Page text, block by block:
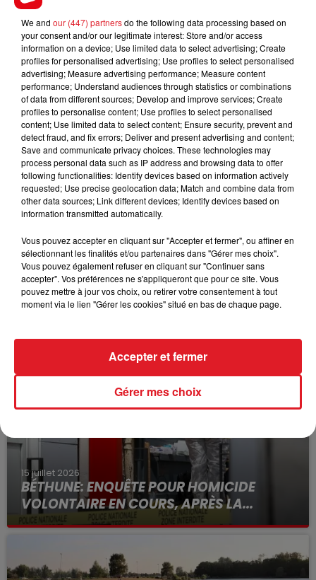
Le masque sera obligatoire, mais pas le pass sanitaire.
FIL D'ACTUS
15 juillet 2026
BÉTHUNE: ENQUÊTE POUR HOMICIDE
VOLONTAIRE EN COURS, APRÈS LA...
Selon les premiers éléments, le logement servait
We and our (447) partnersdo the following data processing based on
your consent and/or our legitimate interest: Store and/or access
information on a device; Use limited data to select advertising; Create
profiles for personalised advertising; Use profiles to select personalised
advertising; Measure advertising performance; Measure content
performance; Understand audiences through statistics or combinations
of data from different sources; Develop and improve services; Create
profiles to personalise content; Use profiles to select personalised
content; Use limited data to select content; Ensure security, prevent and
detect fraud, and fix errors; Deliver and present advertising and content;
Save and communicate privacy choices. These technologies may
process personal data such as IP address and browsing data to offer
following functionalities: Identify devices based on information actively
requested; Use precise geolocation data; Match and combine data from
other data sources; Link different devices; Identify devices based on
information transmitted automatically.
Vous pouvez accepter en cliquant sur "Accepter et fermer", ou affiner en
sélectionnant les finalités et/ou partenaires dans "Gérer mes choix".
Vous pouvez également refuser en cliquant sur "Continuer sans
accepter". Vos préférences ne s'appliqueront que pour ce site. Vous
pouvez mettre à jour vos choix, ou retirer votre consentement à tout
moment via le lien "Gérer les cookies" situé en bas de chaque page.
Gérer mes choix
Accepter et fermer